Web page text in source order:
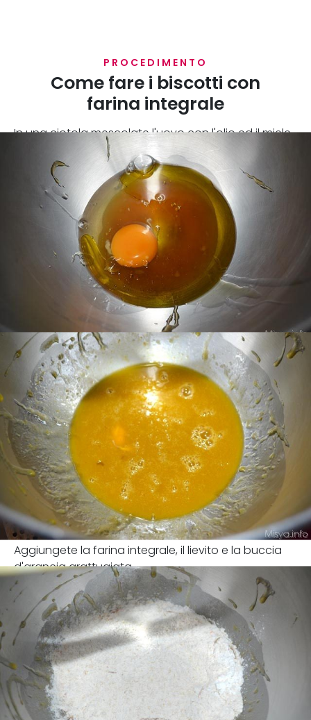
PROCEDIMENTO
Come fare i biscotti con
farina integrale
In una ciotola mescolate l'uovo con l'olio ed il miele
Aggiungete la farina integrale, il lievito e la buccia
d'arancia grattugiata